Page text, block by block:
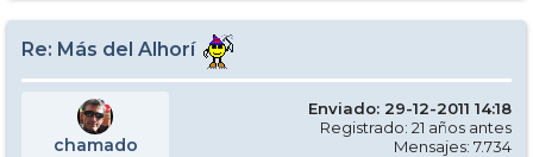
Re: Más del Alhorí
chamado
Enviado: 29-12-2011 14:18
Registrado: 21 años antes
Mensajes: 7.734